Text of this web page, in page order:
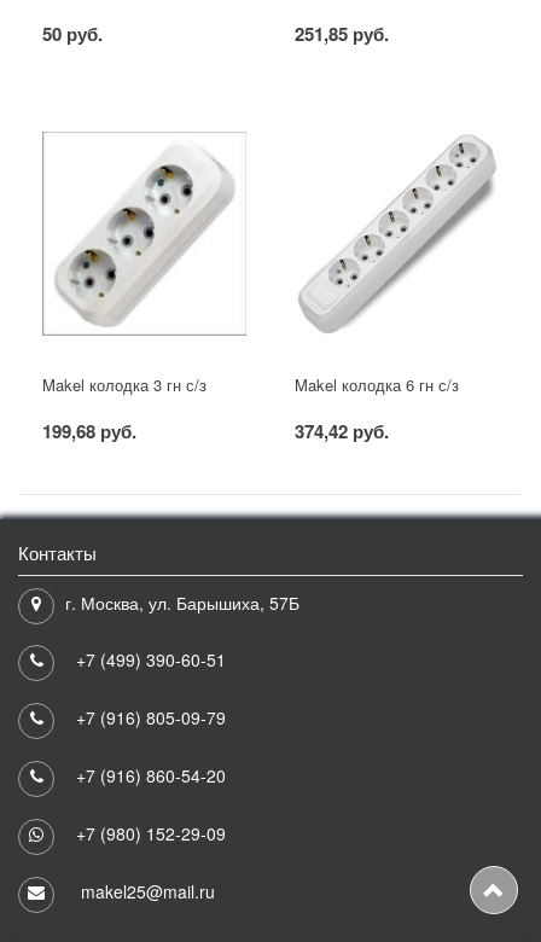
50 руб. 251,85 руб.
Makel колодка 3 гн с/з
199,68 руб.
Makel колодка 6 гн с/з
374,42 руб.
Контакты
г. Москва, ул. Барышиха, 57Б
+7 (499) 390-60-51
+7 (916) 805-09-79
+7 (916) 860-54-20
+7 (980) 152-29-09
makel25@mail.ru